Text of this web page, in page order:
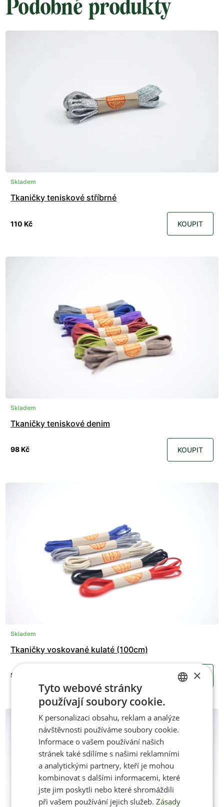
Podobné produkty
Skladem
Tkaničky teniskové stříbrné
110 Kč KOUPIT
Skladem
Tkaničky teniskové denim
98 Kč KOUPIT
Skladem
Tkaničky voskované kulaté (100cm)
89 Kč KOUPIT
ENGLISH
×
Tyto webové stránky
používají soubory cookie.
K personalizaci obsahu, reklam a analýze
návštěvnosti používáme soubory cookie.
Informace o vašem používání našich
stránek také sdílíme s našimi reklamními
a analytickými partnery, kteří je mohou
kombinovat s dalšími informacemi, které
jste jim poskytli nebo které shromáždili
při vašem používání jejich služeb. Zásady